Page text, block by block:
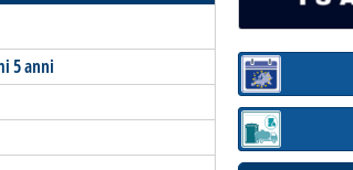
5 anni
Sezione:
Sezione: